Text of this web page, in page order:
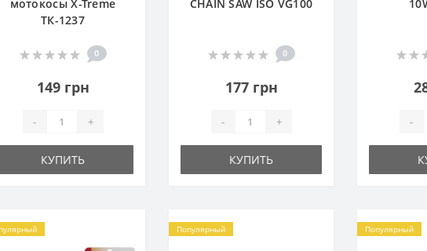
мотокосы X-Treme
ТК-1237
0
149 грн
- +
КУПИТЬ
CHAIN SAW ISO VG100
0
177 грн
- +
КУПИТЬ
-
Популярный Популярный